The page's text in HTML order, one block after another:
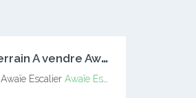
T
errain A vendre Awaïe Escalier
Awaïe EscalierAwaïe Escalier